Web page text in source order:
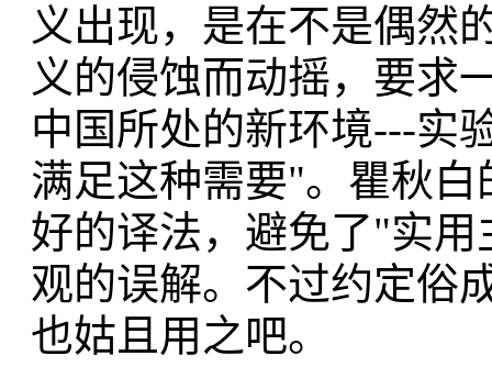
义出现，是在不是偶然
义的侵蚀而动摇，要求
中国所处的新环境---实
满足这种需要"。瞿秋
好的译法，避免了"实
观的误解。不过约定俗
也姑且用之吧。